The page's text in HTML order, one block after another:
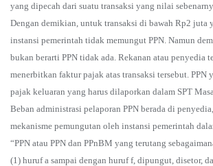
yang dipecah dari suatu transaksi yang nilai
Dengan demikian, untuk transaksi di bawah Rp2 juta
instansi pemerintah tidak memungut PPN. Namun
bukan berarti PPN tidak ada. Rekanan atau penyedia
menerbitkan faktur pajak atas transaksi tersebut. PPN
pajak keluaran yang harus dilaporkan dalam SPT
Beban administrasi pelaporan PPN berada di
mekanisme pemungutan oleh instansi pemerintah
“PPN atau PPN dan PPnBM yang terutang
(1) huruf a sampai dengan huruf f, dipungut, disetor,